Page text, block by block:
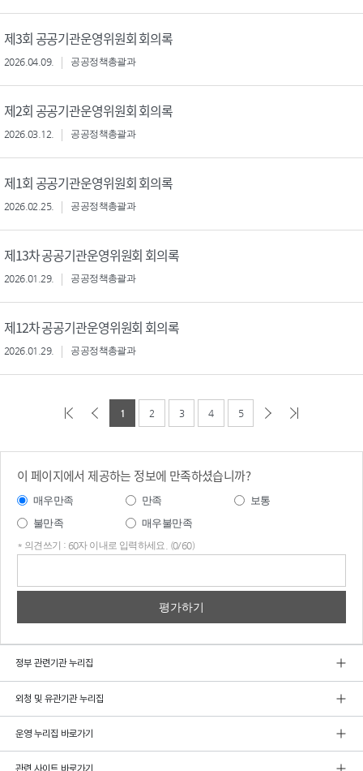
제3회 공공기관운영위원회 회의록
2026.04.09. 공공정책총괄과
제2회 공공기관운영위원회 회의록
2026.03.12. 공공정책총괄과
제1회 공공기관운영위원회 회의록
2026.02.25. 공공정책총괄과
제13차 공공기관운영위원회 회의록
2026.01.29. 공공정책총괄과
제12차 공공기관운영위원회 회의록
2026.01.29. 공공정책총괄과
1 2 3 4 5
이 페이지에서 제공하는 정보에 만족하셨습니까?
매우만족 만족
보통
불만족
매우불만족
* 의견쓰기 : 60자 이내로 입력하세요. (0/60)
정부 관련기관 누리집
외청 및 유관기관 누리집
운영 누리집 바로가기
관련 사이트 바로가기